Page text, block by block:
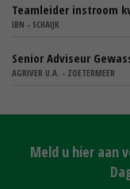
Teamleider instroom
IBN - SCHAIJK
Senior Adviseur
AGRIVER U.A. - ZOETERMEER
Meld u hier aan